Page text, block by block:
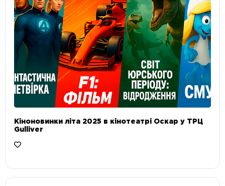
Кіноновинки літа 2025 в кінотеатрі Оскар у ТРЦ
Gulliver